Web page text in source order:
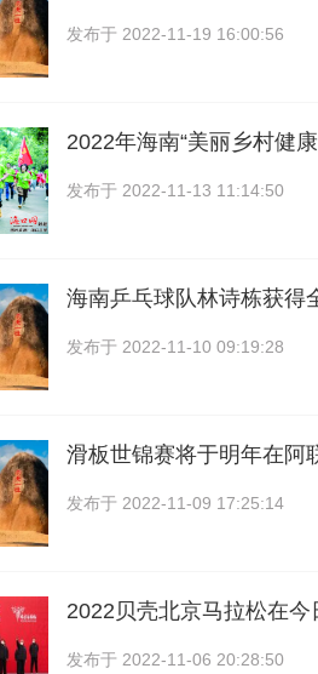
发布于 2022-11-19 16:00:56
2022年海南“美丽乡村健
发布于 2022-11-13 11:14:50
海南乒乓球队林诗栋获得
发布于 2022-11-10 09:19:28
滑板世锦赛将于明年在阿
发布于 2022-11-09 17:25:14
2022贝壳北京马拉松在
发布于 2022-11-06 20:28:50